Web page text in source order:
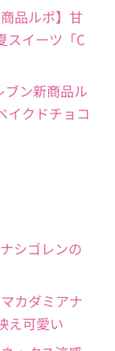
品ルポ】甘
スイーツ「C
ブン新商品ル
イクドチョコ
シゴレンの
カダミアナ
え可愛い